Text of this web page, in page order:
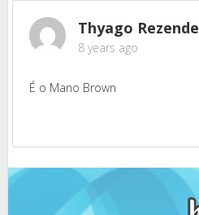
Thyago Rezende
8 years ago
É o Mano Brown